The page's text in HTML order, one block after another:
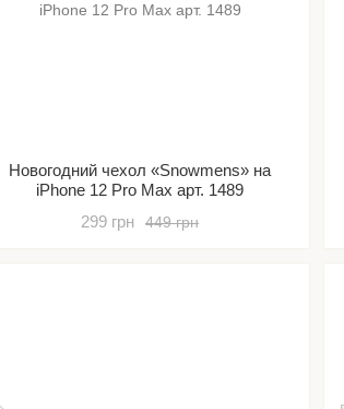
Новогодний чехол «Snowmens» на
iPhone 12 Pro Max арт. 1489
449 грн
299 грн